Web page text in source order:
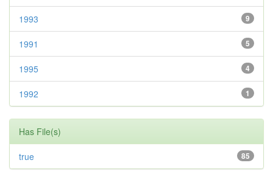
9
1993
5
1991
4
1995
1
1992
Has File(s)
85
true